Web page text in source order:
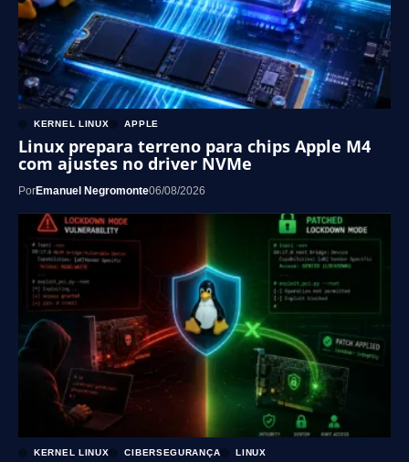
KERNEL LINUX APPLE
Linux prepara terreno para chips Apple M4
com ajustes no driver NVMe
PorEmanuel Negromonte06/08/2026
KERNEL LINUX CIBERSEGURANÇA LINUX